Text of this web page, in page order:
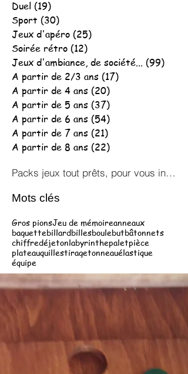
Duel (19)
Sport (30)
Jeux d'apéro (25)
Soirée rétro (12)
Jeux d'ambiance, de société... (99)
A partir de 2/3 ans (17)
A partir de 4 ans (20)
A partir de 5 ans (37)
A partir de 6 ans (54)
A partir de 7 ans (21)
A partir de 8 ans (22)
Packs jeux tout prêts, pour vous inspirer !
Mots clés
Gros pionsJeu de mémoireanneaux
baguettebillardbillesboulebutbâtonnets
chiffredéjetonlabyrinthepaletpièce
plateauquillestiragetonneauélastique
équipe